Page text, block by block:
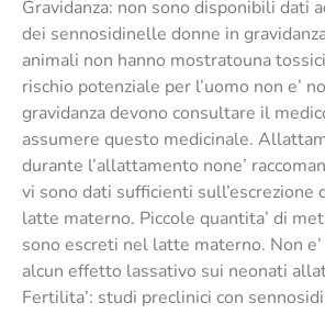
Gravidanza: non sono disponibili dati
dei sennosidinelle donne in
animali non hanno mostratouna
rischio potenziale per l’uomo non e’
gravidanza devono consultare il
assumere questo medicinale.
durante l’allattamento none’
vi sono dati sufficienti
latte materno. Piccole quantita’ di
sono escreti nel latte materno. Non
alcun effetto lassativo sui neonati
Fertilita’: studi preclinici con